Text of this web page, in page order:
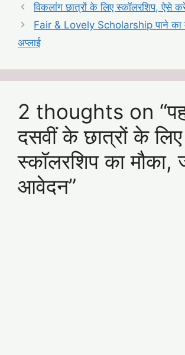
विकलांग छात्रों के लिए स्कॉलरशिप, ऐसे
Fair & Lovely Scholarship पाने का
अप्लाई
2 thoughts on
दसवीं के छात्रों के लिए
स्कॉलरशिप का
आवेदन”